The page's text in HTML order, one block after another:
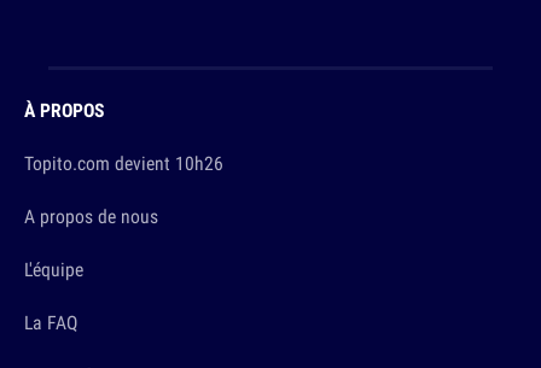
À PROPOS
Topito.com devient 10h26
A propos de nous
L'équipe
La FAQ